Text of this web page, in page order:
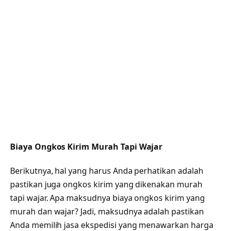
Biaya Ongkos Kirim Murah Tapi Wajar
Berikutnya, hal yang harus Anda perhatikan adalah
pastikan juga ongkos kirim yang dikenakan murah
tapi wajar. Apa maksudnya biaya ongkos kirim yang
murah dan wajar? Jadi, maksudnya adalah pastikan
Anda memilih jasa ekspedisi yang menawarkan harga